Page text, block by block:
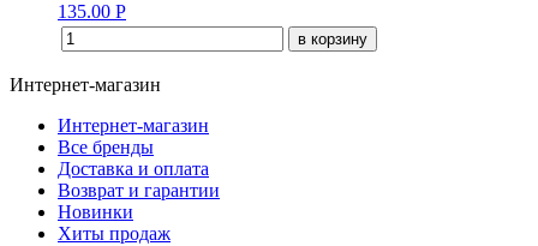
135.00 Р
в корзину
Интернет-магазин
Интернет-магазин
Все бренды
Доставка и оплата
Возврат и гарантии
Новинки
Хиты продаж